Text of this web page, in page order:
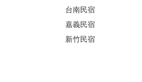
台南民宿
嘉義民宿
新竹民宿